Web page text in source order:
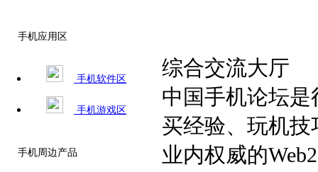
手机应用区
手机软件区
手机游戏区
手机周边产品
综合交流大厅
中国手机论坛
买经验、玩机
业内权威的